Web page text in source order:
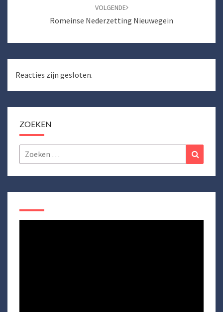
VOLGENDE
Romeinse Nederzetting Nieuwegein
Reacties zijn gesloten.
ZOEKEN
Zoeken
naar: